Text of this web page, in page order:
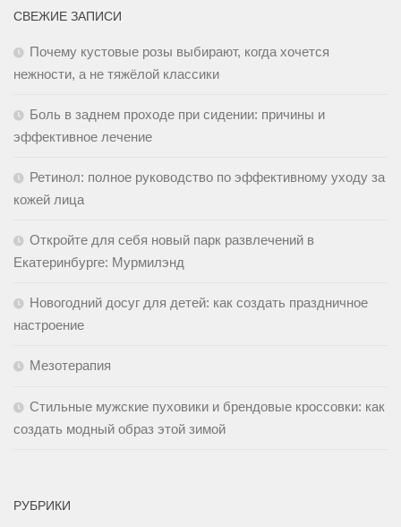
СВЕЖИЕ ЗАПИСИ
Почему кустовые розы выбирают, когда хочется
нежности, а не тяжёлой классики
Боль в заднем проходе при сидении: причины и
эффективное лечение
Ретинол: полное руководство по эффективному уходу за
кожей лица
Откройте для себя новый парк развлечений в
Екатеринбурге: Мурмилэнд
Новогодний досуг для детей: как создать праздничное
настроение
Мезотерапия
Стильные мужские пуховики и брендовые кроссовки: как
создать модный образ этой зимой
РУБРИКИ